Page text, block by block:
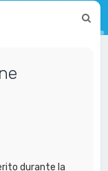
durante la